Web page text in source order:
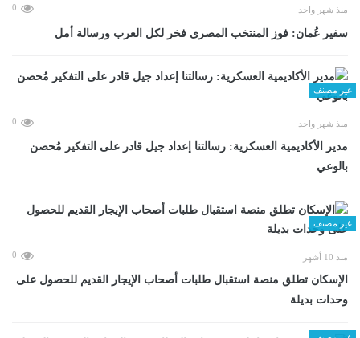
منذ شهر واحد 0
سفير عُمان: فوز المنتخب المصرى فخر لكل العرب ورسالة أمل
غير مصنف
منذ شهر واحد 0
مدير الأكاديمية العسكرية: رسالتنا إعداد جيل قادر على التفكير مُحصن
بالوعي
غير مصنف
منذ 10 أشهر 0
الإسكان تطلق منصة استقبال طلبات أصحاب الإيجار القديم للحصول على
وحدات بديلة